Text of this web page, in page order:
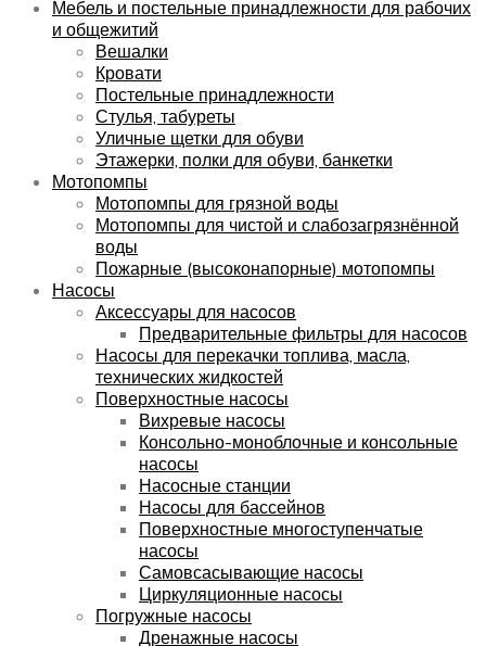
Мебель и постельные принадлежности для рабочих
и общежитий
Вешалки
Кровати
Постельные принадлежности
Стулья, табуреты
Уличные щетки для обуви
Этажерки, полки для обуви, банкетки
Мотопомпы
Мотопомпы для грязной воды
Мотопомпы для чистой и слабозагрязнённой
воды
Пожарные (высоконапорные) мотопомпы
Насосы
Аксессуары для насосов
Предварительные фильтры для насосов
Насосы для перекачки топлива, масла,
технических жидкостей
Поверхностные насосы
Вихревые насосы
Консольно-моноблочные и консольные
насосы
Насосные станции
Насосы для бассейнов
Поверхностные многоступенчатые
насосы
Самовсасывающие насосы
Циркуляционные насосы
Погружные насосы
Дренажные насосы